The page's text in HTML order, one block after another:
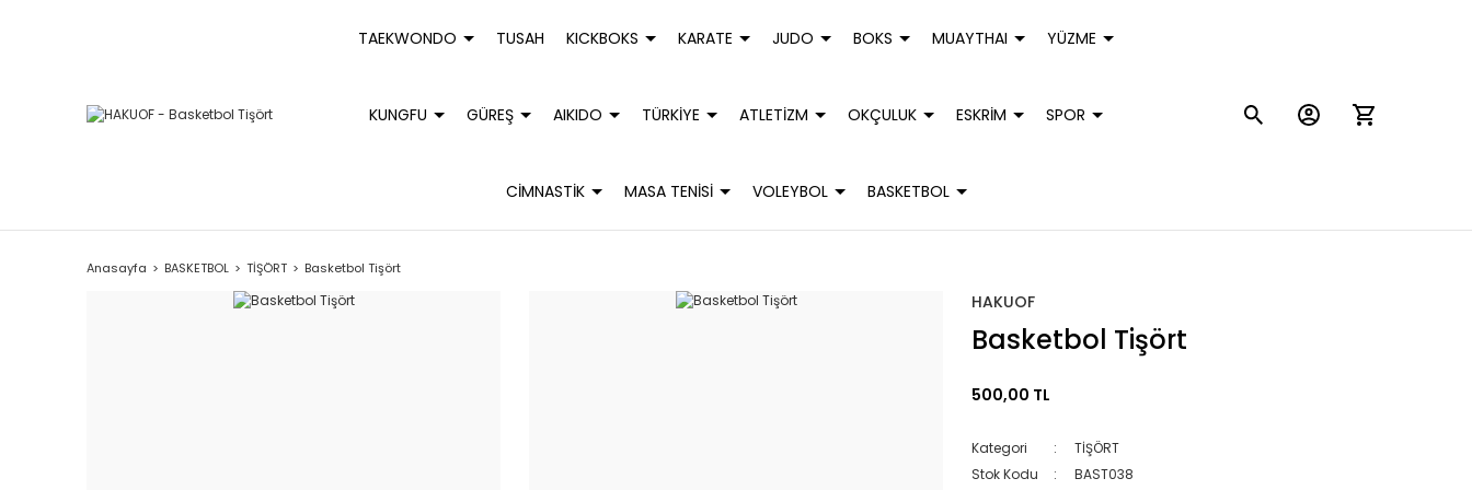
TAEKWONDO TUSAH KICKBOKS KARATE JUDO BOKS MUAYTHAI YÜZME
KUNGFU GÜREŞ AIKIDO TÜRKİYE ATLETİZM OKÇULUK ESKRİM SPOR
CİMNASTİK MASA TENİSİ VOLEYBOL BASKETBOL
Anasayfa BASKETBOL TİŞÖRT Basketbol Tişört
HAKUOF
Basketbol Tişört
500,00 TL
Kategori
TİŞÖRT
Stok Kodu
BAST038